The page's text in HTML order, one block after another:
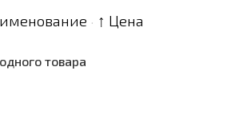
· ↑ Цена
товара